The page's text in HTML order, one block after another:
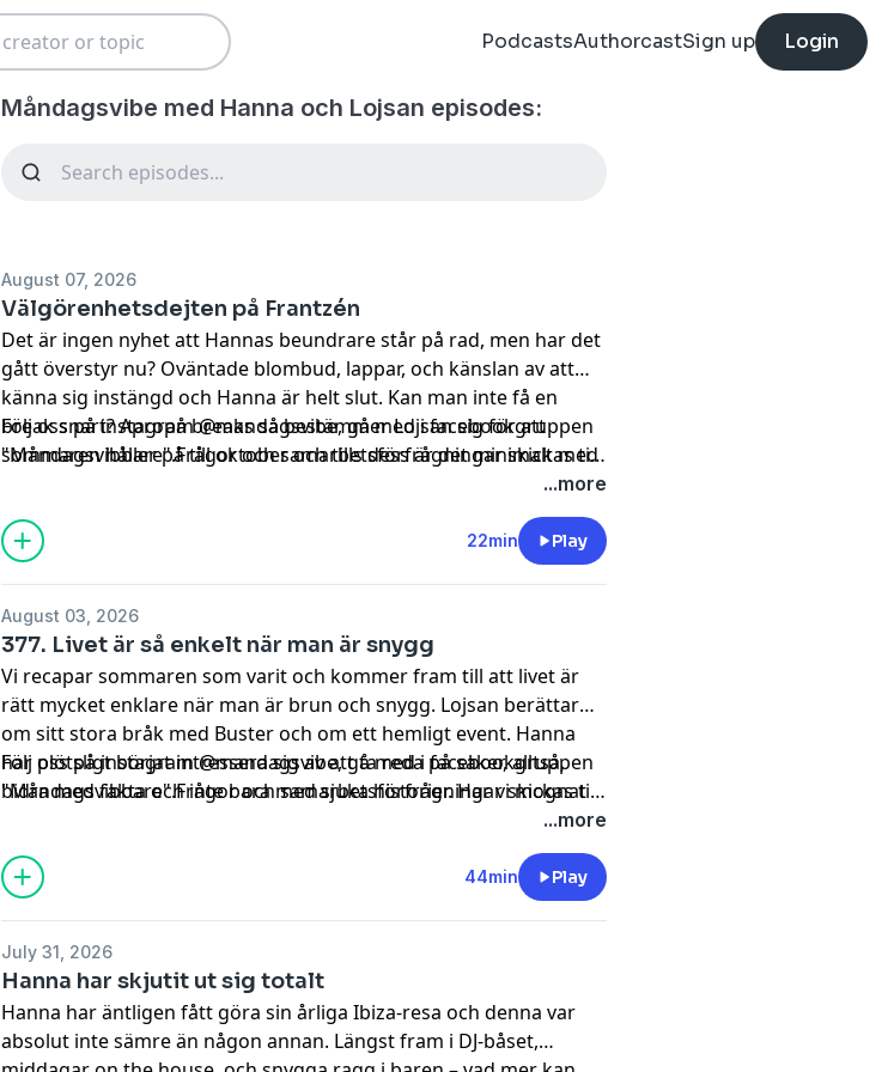
PodcastsAuthorcastSign up Login
Måndagsvibe med Hanna och Lojsan episodes:
August 07, 2026
Välgörenhetsdejten på Frantzén
Det är ingen nyhet att Hannas beundrare står på rad, men har det
gått överstyr nu? Oväntade blombud, lappar, och känslan av att
känna sig instängd och Hanna är helt slut. Kan man inte få en
break snart? Apropå breaks så bestämmer Lojsan sig för att
sommaren håller på till oktober och tills dess är det minimalt med
Följ oss på instagram @mandagsvibe, gå med i facebookgruppen
"Måndagsvibbare".Frågor och samarbetsförfrågningar skickas till
...more
22min Play
August 03, 2026
377. Livet är så enkelt när man är snygg
Vi recapar sommaren som varit och kommer fram till att livet är
rätt mycket enklare när man är brun och snygg. Lojsan berättar
om sitt stora bråk med Buster och om ett hemligt event. Hanna
har plötsligt börjat intressera sig av att ta reda på saker, alltså,
bidra med fakta och inte bara med sjuka historier. Har vi mognat
Följ oss på instagram @mandagsvibe, gå med i facebookgruppen
"Måndagsvibbare".Frågor och samarbetsförfrågningar skickas till
...more
44min Play
July 31, 2026
Hanna har skjutit ut sig totalt
Hanna har äntligen fått göra sin årliga Ibiza-resa och denna var
absolut inte sämre än någon annan. Längst fram i DJ-båset,